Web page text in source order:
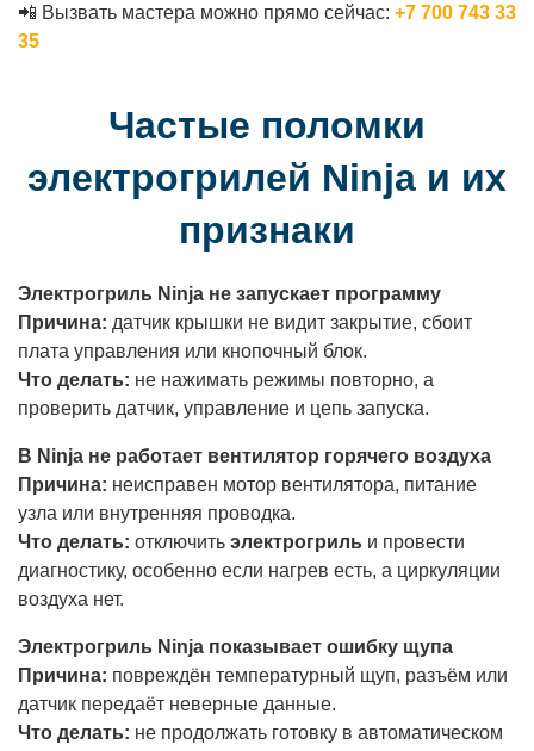
📲 Вызвать мастера можно прямо сейчас: +7 700 743 33
35
Частые поломки
электрогрилей Ninja и их
признаки
Электрогриль Ninja не запускает программу
Причина: датчик крышки не видит закрытие, сбоит
плата управления или кнопочный блок.
Что делать: не нажимать режимы повторно, а
проверить датчик, управление и цепь запуска.
В Ninja не работает вентилятор горячего воздуха
Причина: неисправен мотор вентилятора, питание
узла или внутренняя проводка.
Что делать: отключить электрогриль и провести
диагностику, особенно если нагрев есть, а циркуляции
воздуха нет.
Электрогриль Ninja показывает ошибку щупа
Причина: повреждён температурный щуп, разъём или
датчик передаёт неверные данные.
Что делать: не продолжать готовку в автоматическом